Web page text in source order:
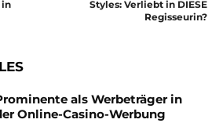
in
Styles: Verliebt in DIESE
Regisseurin?
als Werbeträger in
Online-Casino-Werbung